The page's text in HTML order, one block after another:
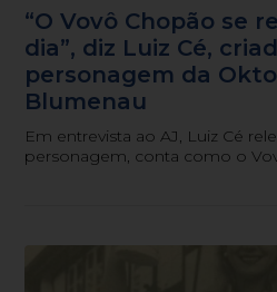
“O Vovô Chopão se
dia”, diz Luiz Cé,
personagem da
Blumenau
Em entrevista ao AJ, Luiz Cé
personagem, conta como o